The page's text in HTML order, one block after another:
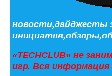
новости,дайджесты
«TECHCLUB» не
игр. Вся